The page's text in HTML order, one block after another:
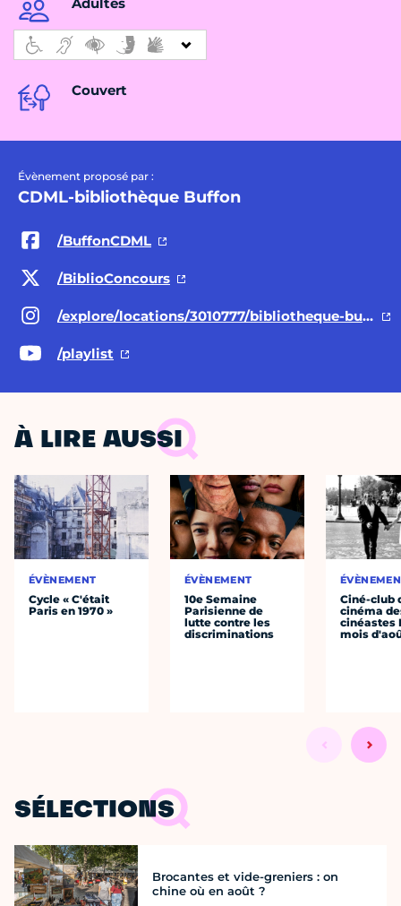
Couvert
Évènement proposé par :
CDML-bibliothèque Buffon
/BuffonCDML
/BiblioConcours
/explore/locations/3010777/bibliotheque-buffon/
/playlist
À LIRE AUSSI
ÉVÈNEMENT
Cycle « C'était
Paris en 1970 »
ÉVÈNEMENT
10e Semaine
Parisienne de
lutte contre les
discriminations
Ciné-club
cinéma
cinéastes
mois
SÉLECTIONS
Brocantes et vide-greniers : on
chine où en août ?